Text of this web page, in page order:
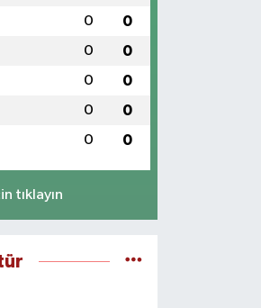
0 0
0 0
0 0
0 0
0 0
tıklayın